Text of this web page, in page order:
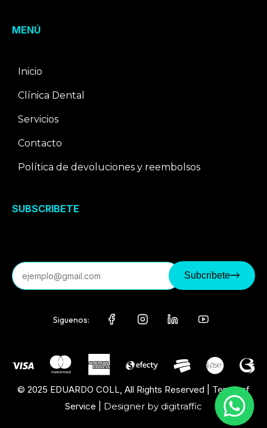
MENÚ
Inicio
Clínica Dental
Servicios
Contacto
Política de devoluciones y reembolsos
SUBSCRIBETE
Subcribete
Siguenos:
© 2025 EDUARDO COLL, All Rights Reserved | Terms of
Service | Designer by digitraffic